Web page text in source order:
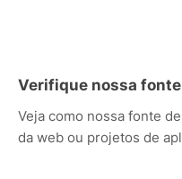
Verifique nossa
Veja como nossa fonte
da web ou projetos de